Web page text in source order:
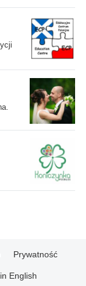
Prywatność
English